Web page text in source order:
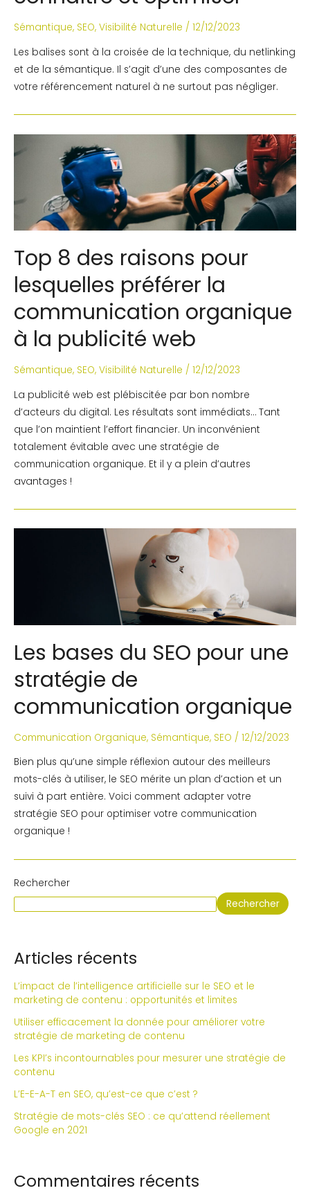
Sémantique, SEO, Visibilité Naturelle / 12/12/2023
Les balises sont à la croisée de la technique, du netlinking
et de la sémantique. Il s’agit d’une des composantes de
votre référencement naturel à ne surtout pas négliger.
Top 8 des raisons pour
lesquelles préférer la
communication organique
à la publicité web
Sémantique, SEO, Visibilité Naturelle / 12/12/2023
La publicité web est plébiscitée par bon nombre
d’acteurs du digital. Les résultats sont immédiats… Tant
que l’on maintient l’effort financier. Un inconvénient
totalement évitable avec une stratégie de
communication organique. Et il y a plein d’autres
avantages !
Les bases du SEO pour une
stratégie de
communication organique
Communication Organique, Sémantique, SEO / 12/12/2023
Bien plus qu’une simple réflexion autour des meilleurs
mots-clés à utiliser, le SEO mérite un plan d’action et un
suivi à part entière. Voici comment adapter votre
stratégie SEO pour optimiser votre communication
organique !
Rechercher
Rechercher
Articles récents
L’impact de l’intelligence artificielle sur le SEO et le
marketing de contenu : opportunités et limites
Utiliser efficacement la donnée pour améliorer votre
stratégie de marketing de contenu
Les KPI’s incontournables pour mesurer une stratégie de
contenu
L’E-E-A-T en SEO, qu’est-ce que c’est ?
Stratégie de mots-clés SEO : ce qu’attend réellement
Google en 2021
Commentaires récents